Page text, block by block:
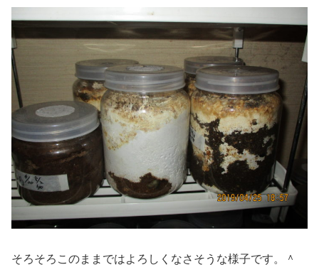
そろそろこのままではよろしくなさそうな様子です。＾